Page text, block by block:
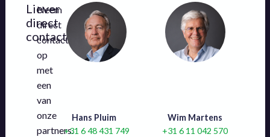
Liever
direct
contact?
Neem
direct
contact
op
met
een
van
onze
partners.
Hans Pluim
+31 6 48 431 749
Wim Martens
+31 6 11 042 570